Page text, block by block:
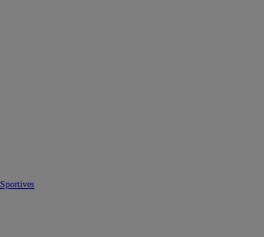
Sportives